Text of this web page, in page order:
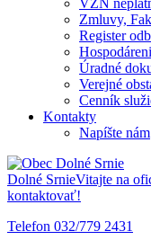
VZN
Zmluvy,
Register
Úradné
Verejné
Cenník
Kontakty
Napíšte nám
Dolné SrnieVitajte na
kontaktovať!
Telefon 032/779 2431